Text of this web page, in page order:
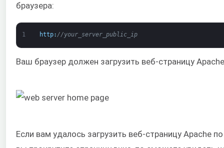
браузера:
1 http: //your_server_public_ip
Ваш браузер должен загрузить веб-страницу
Если вам удалось загрузить веб-страницу Apache